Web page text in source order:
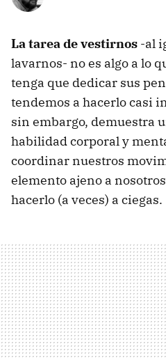
La tarea de vestirnos -al
lavarnos- no es algo a lo
tenga que dedicar sus
tendemos a hacerlo casi
sin embargo, demuestra
habilidad corporal y
coordinar nuestros
elemento ajeno a
hacerlo (a veces) a ciegas.